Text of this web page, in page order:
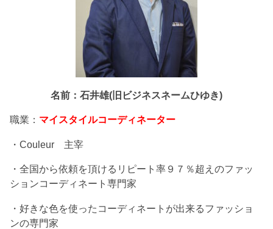
名前：石井雄(旧ビジネスネームひゆき)
職業： マイスタイルコーディネーター
・Couleur 主宰
・全国から依頼を頂けるリピート率９７％超えのファッ
ションコーディネート専門家
・好きな色を使ったコーディネートが出来るファッショ
ンの専門家